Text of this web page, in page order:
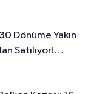
Satılıyor!